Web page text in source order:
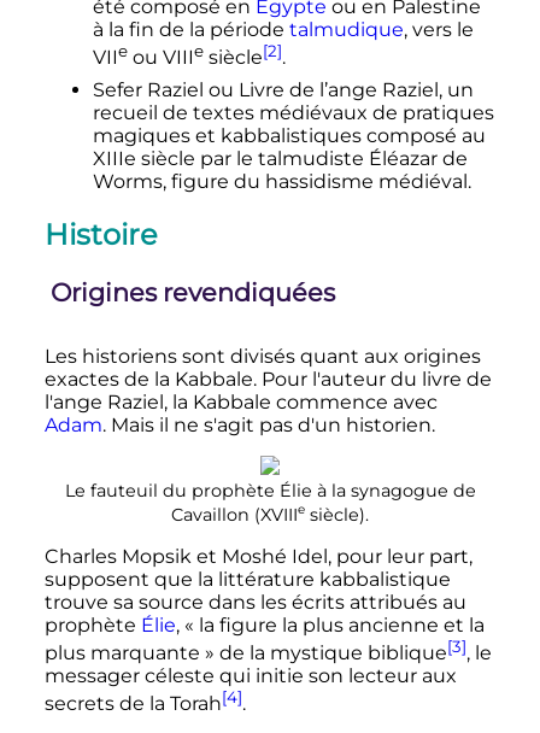
été composé en Egypte ou en Palestine
à la fin de la période talmudique, vers le
VIIeou VIIIesiècle[2].
Sefer Raziel ou Livre de l’ange Raziel, un
recueil de textes médiévaux de pratiques
magiques et kabbalistiques composé au
XIIIe siècle par le talmudiste Éléazar de
Worms, figure du hassidisme médiéval.
Histoire
Origines revendiquées
Les historiens sont divisés quant aux origines
exactes de la Kabbale. Pour l'auteur du livre de
l'ange Raziel, la Kabbale commence avec
Adam. Mais il ne s'agit pas d'un historien.
Le fauteuil du prophète Élie à la synagogue de
Cavaillon (XVIIIe siècle).
Charles Mopsik et Moshé Idel, pour leur part,
supposent que la littérature kabbalistique
trouve sa source dans les écrits attribués au
prophète Élie, « la figure la plus ancienne et la
plus marquante » de la mystique biblique[3], le
messager céleste qui initie son lecteur aux
secrets de la Torah[4].